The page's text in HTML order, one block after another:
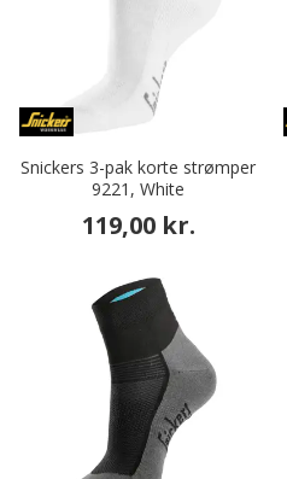
Snickers 3-pak korte strømper
9221, White
119,00 kr.